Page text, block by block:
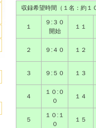
収録希望時間（１名：約
１
９:３０
開始
１１
２ ９:４０ １２
３ ９:５０ １３
４
１０:０
０
１４
５
１０:１
０
１５